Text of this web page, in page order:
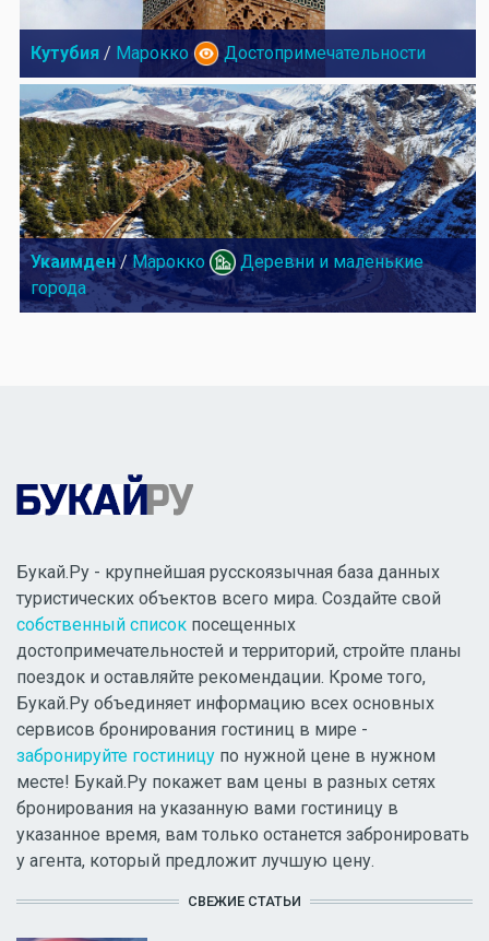
Кутубия / Марокко Достопримечательности
Укаимден/ Марокко
Деревни и маленькие
города
Букай.Ру - крупнейшая русскоязычная база данных
туристических объектов всего мира. Создайте свой
собственный список посещенных
достопримечательностей и территорий, стройте планы
поездок и оставляйте рекомендации. Кроме того,
Букай.Ру объединяет информацию всех основных
сервисов бронирования гостиниц в мире -
забронируйте гостиницу по нужной цене в нужном
месте! Букай.Ру покажет вам цены в разных сетях
бронирования на указанную вами гостиницу в
указанное время, вам только останется забронировать
у агента, который предложит лучшую цену.
СВЕЖИЕ СТАТЬИ